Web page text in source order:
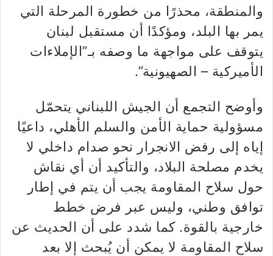
والمنطقة، محذرًا من خطورة المرحلة التي
يمر بها البلد، ومؤكدًا أن مستقبل لبنان
يتوقف على مواجهة ما وصفه بـ”الإملاءات
الأميركية – الصهيونية”.
وأوضح التجمع أن الجيش اللبناني يتحمّل
مسؤولية حماية الأمن والسلم الأهلي، داعيًا
إياه إلى رفض الانجرار نحو صدام داخلي لا
يخدم مصلحة البلاد، والتأكيد أن أي نقاش
حول سلاح المقاومة يجب أن يتم في إطار
توافق وطني، وليس عبر فرض خطط
خارجية بالقوة. كما شدد على أن الحديث عن
سلاح المقاومة لا يمكن أن يُبحث إلا بعد